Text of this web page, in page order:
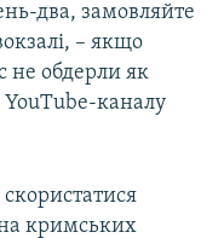
два, замовляйте
– якщо
не обдерли як
YouTube-каналу
на кримських